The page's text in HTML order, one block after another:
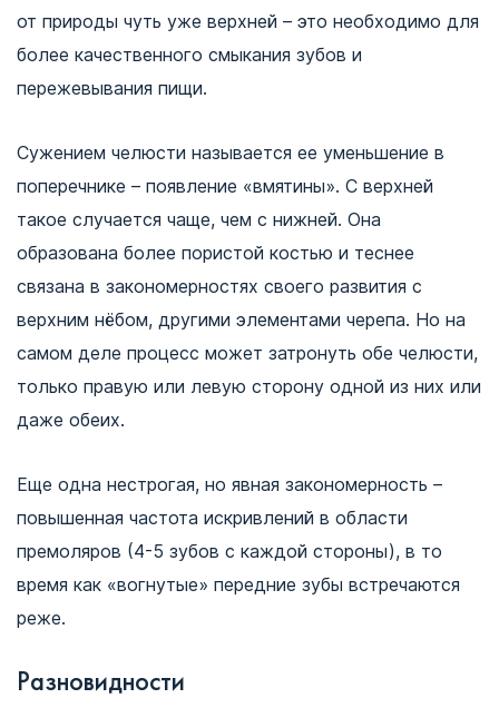
от природы чуть уже верхней – это необходимо для
более качественного смыкания зубов и
пережевывания пищи.
Сужением челюсти называется ее уменьшение в
поперечнике – появление «вмятины». С верхней
такое случается чаще, чем с нижней. Она
образована более пористой костью и теснее
связана в закономерностях своего развития с
верхним нёбом, другими элементами черепа. Но на
самом деле процесс может затронуть обе челюсти,
только правую или левую сторону одной из них или
даже обеих.
Еще одна нестрогая, но явная закономерность –
повышенная частота искривлений в области
премоляров (4-5 зубов с каждой стороны), в то
время как «вогнутые» передние зубы встречаются
реже.
Разновидности